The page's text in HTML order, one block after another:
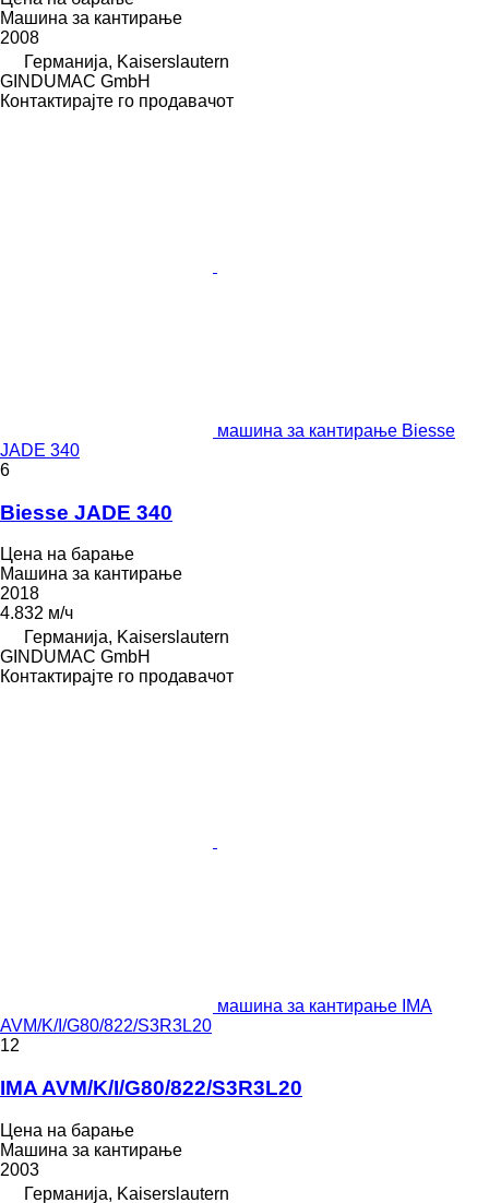
Машина за кантирање
2008
Германија, Kaiserslautern
GINDUMAC GmbH
Контактирајте го продавачот
машина за кантирање Biesse
JADE 340
6
Biesse JADE 340
Цена на барање
Машина за кантирање
2018
4.832 м/ч
Германија, Kaiserslautern
GINDUMAC GmbH
Контактирајте го продавачот
машина за кантирање IMA
AVM/K/I/G80/822/S3R3L20
12
IMA AVM/K/I/G80/822/S3R3L20
Цена на барање
Машина за кантирање
2003
Германија, Kaiserslautern